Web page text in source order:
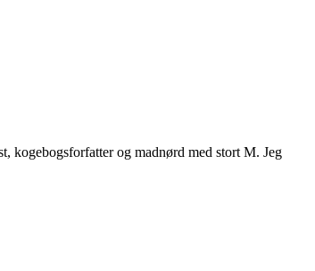
kogebogsforfatter og madnørd med stort M. Jeg